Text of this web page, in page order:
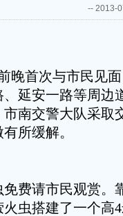
-- 2013-
首次与市民见面
延安一路等周边
南交警大队采取
所缓解。
费请市民观赏。
虫搭建了一个高